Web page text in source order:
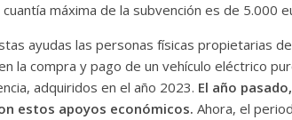
cuantía máxima de la subvención es de 5.000
ayudas las personas físicas propietarias
la compra y pago de un vehículo eléctrico
adquiridos en el año 2023. El año
estos apoyos económicos. Ahora, el